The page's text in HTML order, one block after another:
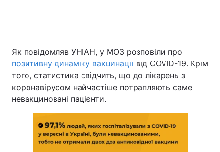
Як повідомляв УНІАН, у МОЗ розповіли про
позитивну динаміку вакцинаціївід COVID-19. Крім
того, статистика свідчить, що до лікарень з
коронавірусом найчастіше потрапляють саме
невакциновані пацієнти.